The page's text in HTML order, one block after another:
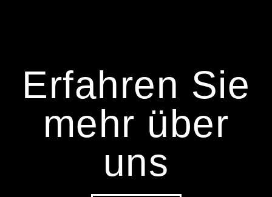
Erfahren Sie
mehr über
uns